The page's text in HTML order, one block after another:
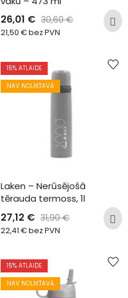
26,01 € 30,60€
21,50 €bez PVN
15% ATLAIDE
NAV NOLIKTAVĀ
Laken – Nerūsējošā
tērauda termoss, 1l
27,12 € 31,90€
22,41 €bez PVN
15% ATLAIDE
NAV NOLIKTAVĀ